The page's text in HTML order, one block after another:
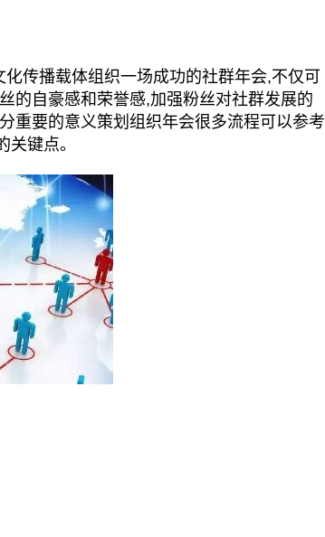
传播载体组织一场成功的社群年会,不仅可
的自豪感和荣誉感,加强粉丝对社群发展的
重要的意义策划组织年会很多流程可以参考
键点。